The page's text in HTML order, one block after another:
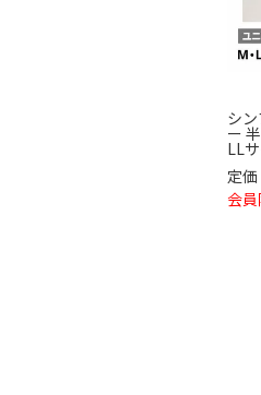
シ
ー
LL
定価
会